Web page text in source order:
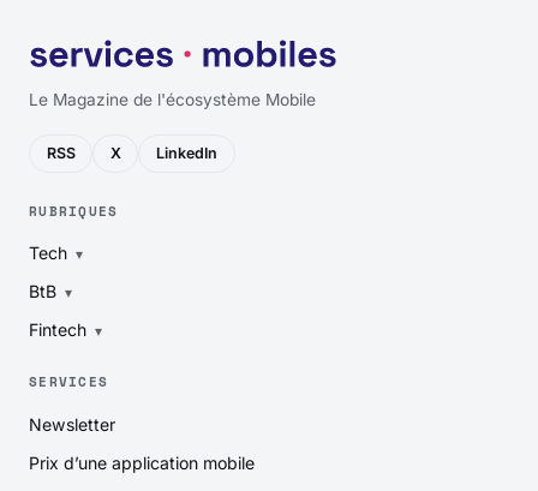
Le Magazine de l'écosystème Mobile
RSS X LinkedIn
RUBRIQUES
Tech
BtB
Fintech
SERVICES
Newsletter
Prix d’une application mobile